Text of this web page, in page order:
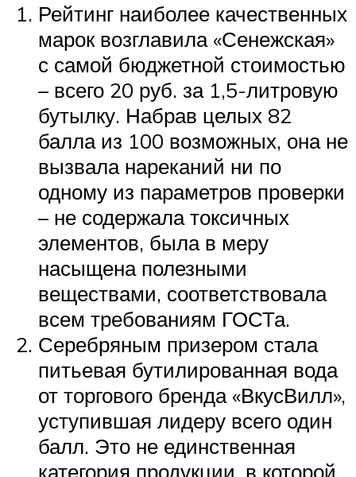
Рейтинг наиболее качественных
марок возглавила «Сенежская»
с самой бюджетной стоимостью
– всего 20 руб. за 1,5-литровую
бутылку. Набрав целых 82
балла из 100 возможных, она не
вызвала нареканий ни по
одному из параметров проверки
– не содержала токсичных
элементов, была в меру
насыщена полезными
веществами, соответствовала
всем требованиям ГОСТа.
Серебряным призером стала
питьевая бутилированная вода
от торгового бренда «ВкусВилл»,
уступившая лидеру всего один
балл. Это не единственная
категория продукции, в которой